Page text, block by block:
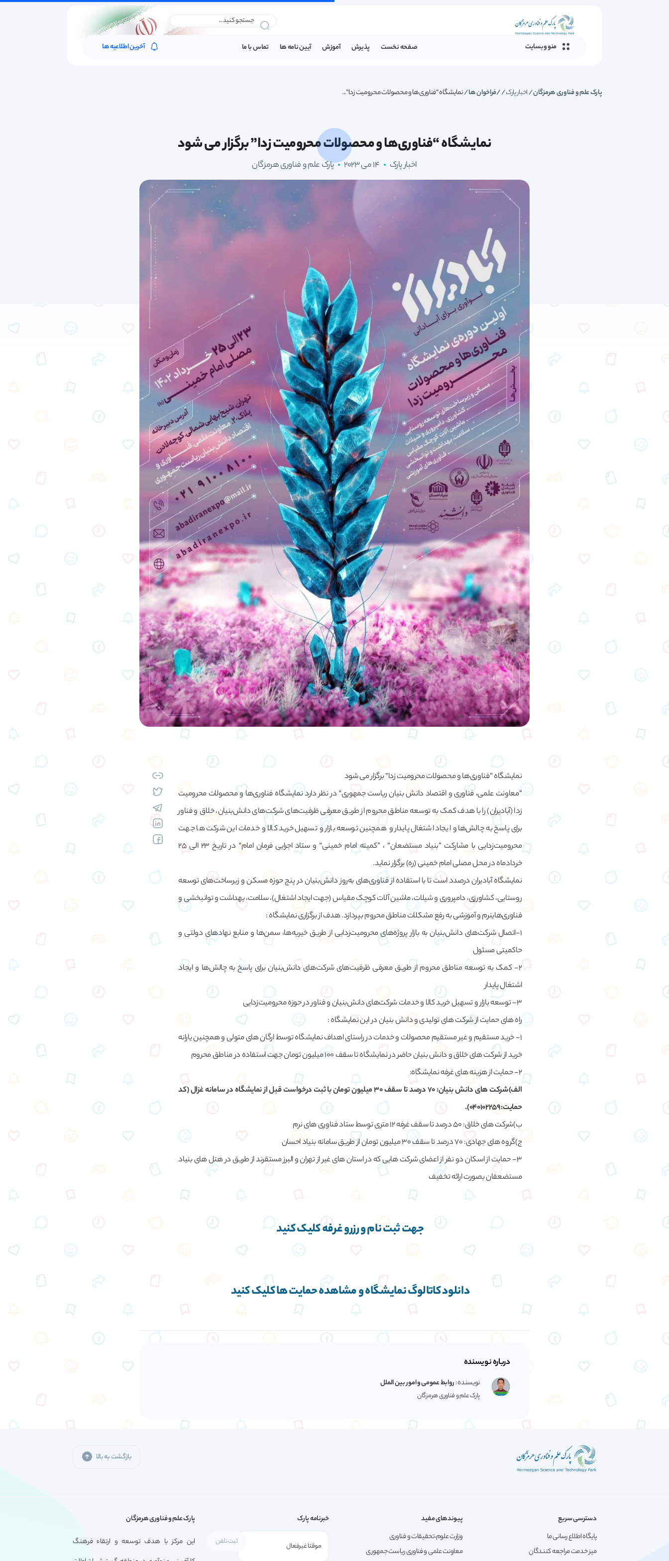
منو وبسایت صفحه نخست پذیرش آموزش آیین نامه ها تماس با ما آخرین اطلاعیه ها
پارک علم و فناوری هرمزگان/اخبار پارک/ فراخوان ها/نمایشگاه “فناوری‌ها و محصولات محرومیت زدا”...
نمایشگاه “فناوری‌ها و محصولات محرومیت زدا” برگزار می شود
اخبار پارک 14 می 2023 پارک علم و فناوری هرمزگان
نمایشگاه “فناوری‌ها و محصولات محرومیت زدا” برگزار می شود
“معاونت علمی، فناوری و اقتصاد دانش بنیان ریاست جمهوری” در نظر دارد نمایشگاه فناوری‌ها و محصولات محرومیت
زدا (آبادیران) را با هدف کمک به توسعه مناطق محروم از طریق معرفی ظرفیت‌های شرکت‌های دانش‌بنیان، خلاق و فناور
برای پاسخ به چالش‌ها و ایجاد اشتغال پایدار و همچنین توسعه بازار و تسهیل خرید کالا و خدمات‌ این شرکت ها جهت
محرومیت‌زدایی با مشارکت “بنیاد مستضعان” ، “کمیته امام خمینی” و ستاد اجرایی فرمان امام” در تاریخ 23 الی 25
خردادماه در محل مصلی امام خمینی (ره) برگزار نماید.
نمایشگاه آبادیران درصدد است تا با استفاده از فناوری‌های به‌روز دانش‌بنیان در پنج حوزه مسکن و زیرساخت‌های توسعه
روستایی، کشاورزی، دامپروری و شیلات، ماشین آلات کوچک مقیاس (جهت ایجاد اشتغال)، سلامت، بهداشت و توانبخشی و
فناوری‌هاینرم و آموزشی به رفع مشکلات مناطق محروم بپردازد. هدف از برگزاری نمایشگاه :
1-اتصال شرکت‌های دانش‌بنیان به بازار پروژه‌های محرومیت‌زدایی از طریق خیریه‌ها، سمن‌ها و منابع نهادهای دولتی و
حاکمیتی مسئول
2- کمک به توسعه مناطق محروم از طریق معرفی ظرفیت‌های شرکت‌های دانش‌بنیان برای پاسخ به چالش‌ها و ایجاد
اشتغال پایدار
3- توسعه بازار و تسهیل خرید کالا و خدمات‌ شرکت‌های دانش‌بنیان و فناور در حوزه محرومیت‌زدایی
راه های حمایت از شرکت های تولیدی و دانش بنیان در این نمایشگاه :
1- خرید مستقیم و غیر مستقیم محصولات و خدمات در راستای اهداف نمایشگاه توسط ارگان های متولی و همچنین یارانه
خرید از شرکت های خلاق و دانش بنیان حاضر در نمایشگاه تا سقف 100 میلیون تومان جهت استفاده در مناطق محروم
2- حمایت از هزینه های غرفه نمایشگاه:
الف)شرکت های دانش بنیان: 70 درصد تا سقف 30 میلیون تومان با ثبت درخواست قبل از نمایشگاه در سامانه غزال (کد
حمایت: 040102259).
ب)شرکت های خلاق: 50 درصد تا سقف غرفه 12 متری توسط ستاد فناوری های نرم
ج)گروه های جهادی: 70 درصد تا سقف 30 میلیون تومان از طریق سامانه بنیاد احسان
3- حمایت از اسکان دو نفر از اعضای شرکت هایی که در استان های غیر از تهران و البرز مستقرند از طریق در هتل های بنیاد
مستضعفان بصورت ارائه تخفیف
جهت ثبت نام و رزرو غرفه کلیک کنید
دانلود کاتالوگ نمایشگاه و مشاهده حمایت ها کلیک کنید
درباره نویسنده
نویسنده :روابط عمومی و امور بین الملل
پارک علم و فناوری هرمزگان
بازگشت به بالا
دسترسی سریع
پایگاه اطلاع رسانی ما
میز خدمت مراجعه کنندگان
پیوندهای مفید
وزارت علوم،تحقیقات و فناوری
معاونت علمی و فناوری ریاست جمهوری
خبرنامه پارک
پارک علم و فناوری هرمزگان
این مرکز با هدف توسعه و ارتقاء فرهنگ